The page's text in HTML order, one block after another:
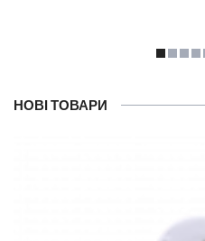
НОВІ ТОВАРИ